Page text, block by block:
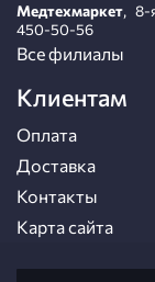
Медтехмаркет, 8-
450-50-56
Все филиалы
Клиентам
Оплата
Доставка
Контакты
Карта сайта